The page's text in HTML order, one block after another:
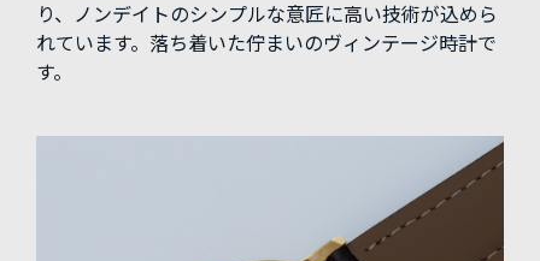
り、ノンデイトのシンプルな意匠に高い技術が込めら
れています。落ち着いた佇まいのヴィンテージ時計で
す。